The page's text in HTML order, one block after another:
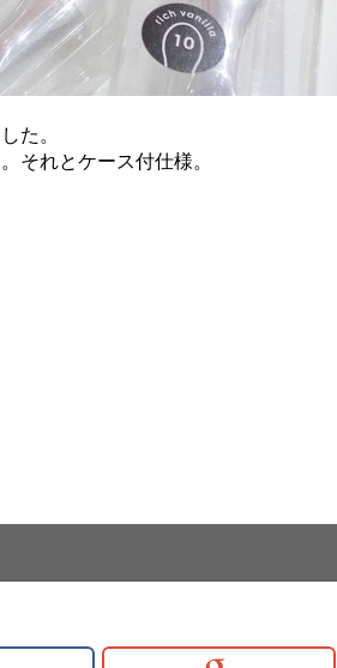
た。
それとケース付仕様。